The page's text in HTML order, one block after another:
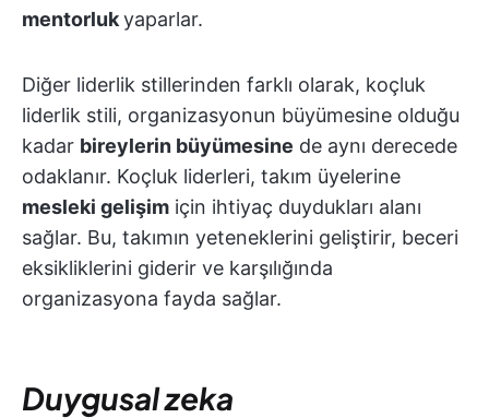
mentorlukyaparlar.
Diğer liderlik stillerinden farklı olarak, koçluk
liderlik stili, organizasyonun büyümesine olduğu
kadar bireylerin büyümesine de aynı derecede
odaklanır. Koçluk liderleri, takım üyelerine
mesleki gelişim için ihtiyaç duydukları alanı
sağlar. Bu, takımın yeteneklerini geliştirir, beceri
eksikliklerini giderir ve karşılığında
organizasyona fayda sağlar.
Duygusal zeka